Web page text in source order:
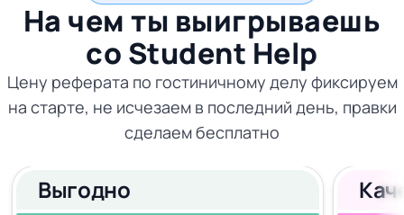
На чем ты выигрываешь
со Student Help
Цену реферата по гостиничному делу фиксируем
на старте, не исчезаем в последний день, правки
сделаем бесплатно
Выгодно